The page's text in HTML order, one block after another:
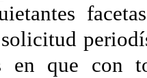
en que con